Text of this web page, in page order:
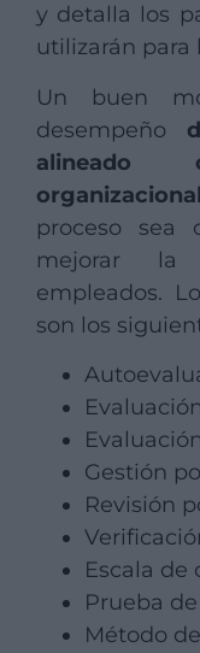
y detalla los
utilizarán para
Un buen
desempeño
alineado
organizacional
proceso sea
mejorar la
empleados.
son los
Gestión
Revisión
Escala de
Prueba
Método